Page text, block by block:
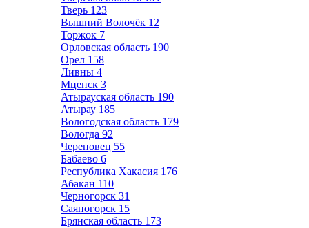
Тверь 123
Вышний Волочёк 12
Торжок 7
Орловская область 190
Орел 158
Ливны 4
Мценск 3
Атырауская область 190
Атырау 185
Вологодская область 179
Вологда 92
Череповец 55
Бабаево 6
Республика Хакасия 176
Абакан 110
Черногорск 31
Саяногорск 15
Брянская область 173